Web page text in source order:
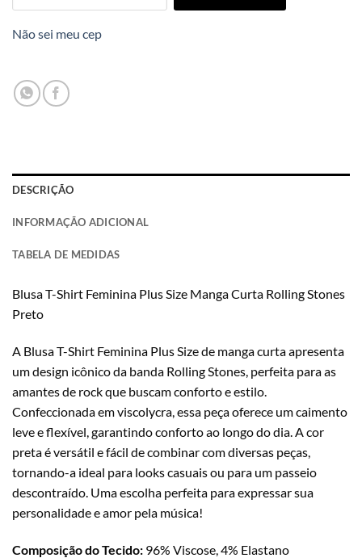
Não sei meu cep
DESCRIÇÃO
INFORMAÇÃO ADICIONAL
TABELA DE MEDIDAS
Blusa T-Shirt Feminina Plus Size Manga Curta Rolling Stones
Preto
A Blusa T-Shirt Feminina Plus Size de manga curta apresenta
um design icônico da banda Rolling Stones, perfeita para as
amantes de rock que buscam conforto e estilo.
Confeccionada em viscolycra, essa peça oferece um caimento
leve e flexível, garantindo conforto ao longo do dia. A cor
preta é versátil e fácil de combinar com diversas peças,
tornando-a ideal para looks casuais ou para um passeio
descontraído. Uma escolha perfeita para expressar sua
personalidade e amor pela música!
Composição do Tecido: 96% Viscose, 4% Elastano